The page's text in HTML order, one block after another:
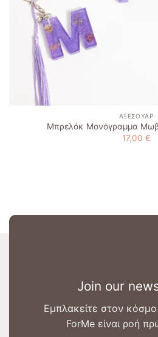
ΑΞΕΣΟΥΆΡ
Μπρελόκ Μονόγραμμα Μωβ
17,00 €
Join our
Εμπλακείτε στον
ForMe είναι ροή